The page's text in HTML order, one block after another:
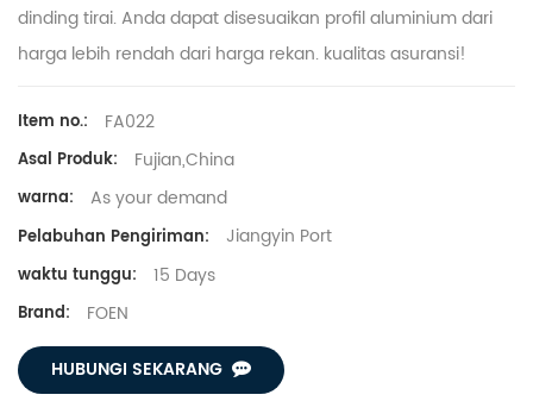
dinding tirai. Anda dapat disesuaikan profil aluminium dari
harga lebih rendah dari harga rekan. kualitas asuransi!
Item no.: FA022
Asal Produk: Fujian,China
warna: As your demand
Pelabuhan Pengiriman: Jiangyin Port
waktu tunggu: 15 Days
Brand: FOEN
HUBUNGI SEKARANG